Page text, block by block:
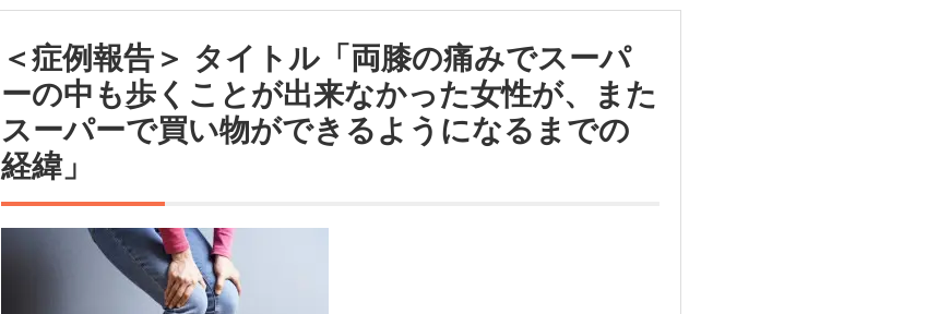
＜症例報告＞ タイトル「両膝の痛みでスーパ
ーの中も歩くことが出来なかった女性が、また
スーパーで買い物ができるようになるまでの
経緯」